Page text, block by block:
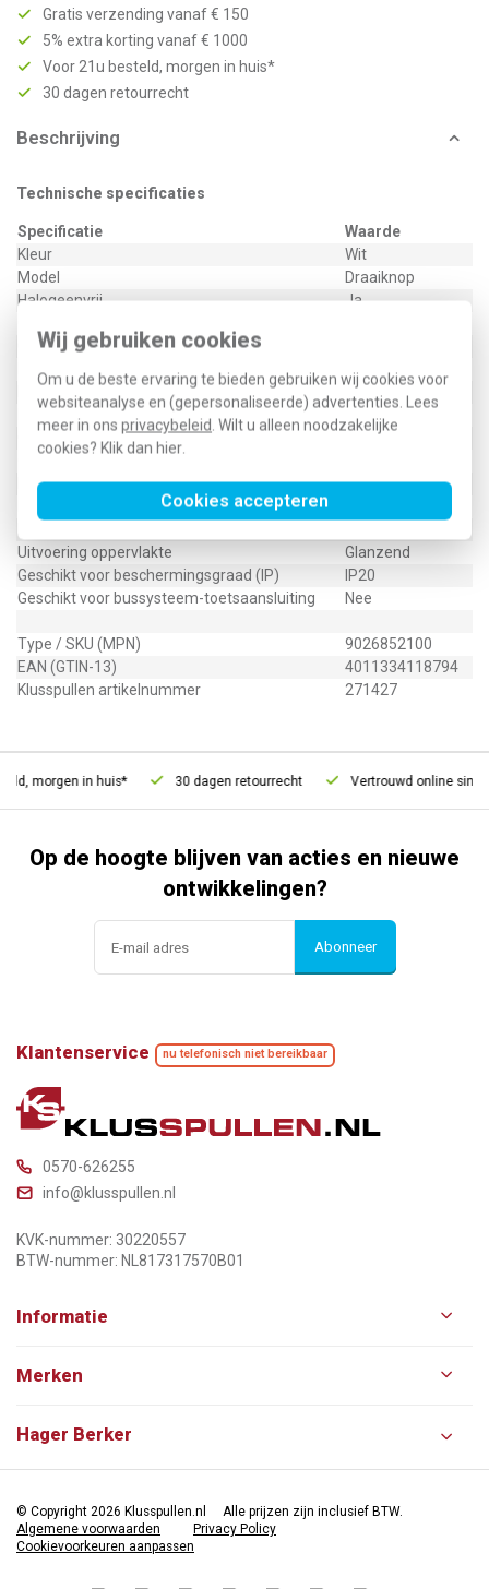
Wij gebruiken cookies
Om u de beste ervaring te bieden gebruiken wij cookies voor
websiteanalyse en (gepersonaliseerde) advertenties. Lees
meer in ons privacybeleid . Wilt u alleen noodzakelijke
cookies? Klik dan hier
Cookies accepteren
Gratis verzending vanaf € 150
5% extra korting vanaf € 1000
Voor 21u besteld, morgen in huis*
30 dagen retourrecht
Beschrijving
Technische specificaties
Specificatie
Waarde
Kleur
Wit
Model
Draaiknop
Halogeenvrij
Ja
Oppervlaktebescherming
Materiaalkwaliteit
Duroplast
Materiaal
Kunststof
Bevestigingswijze
Klembevestiging
Opdruk/indicatie
Geen
RAL-nummer (vergelijkbaar)
9010
Uitvoering oppervlakte
Glanzend
Geschikt voor beschermingsgraad (IP)
IP20
Geschikt voor bussysteem-toetsaansluiting
Nee
Type / SKU (MPN)
9026852100
EAN (GTIN-13)
4011334118794
Klusspullen artikelnummer
271427
morgen in huis* 30 dagen retourrecht Vertrouwd online sinds
Op de hoogte blijven van acties en nieuwe
ontwikkelingen?
Abonneer
Klantenservice nu telefonisch niet bereikbaar
0570-626255
info@klusspullen.nl
KVK-nummer: 30220557
BTW-nummer: NL817317570B01
Informatie
Merken
Hager Berker
© Copyright 2026 Klusspullen.nl
Alle prijzen zijn inclusief BTW.
Algemene voorwaarden
Privacy Policy
Cookievoorkeuren aanpassen